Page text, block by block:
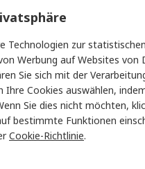
Technologien zur
Werbung auf Websites
Sie sich mit der
Ihre Cookies auswählen,
Sie dies nicht möchten,
bestimmte Funktionen
Cookie-Richtlinie.